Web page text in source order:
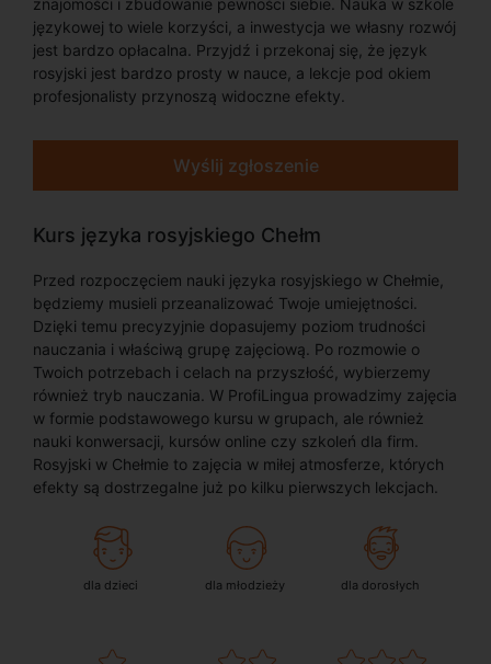
znajomości i zbudowanie pewności siebie. Nauka w szkole
językowej to wiele korzyści, a inwestycja we własny rozwój
jest bardzo opłacalna. Przyjdź i przekonaj się, że język
rosyjski jest bardzo prosty w nauce, a lekcje pod okiem
profesjonalisty przynoszą widoczne efekty.
Wyślij zgłoszenie
Kurs języka rosyjskiego Chełm
Przed rozpoczęciem nauki języka rosyjskiego w Chełmie,
będziemy musieli przeanalizować Twoje umiejętności.
Dzięki temu precyzyjnie dopasujemy poziom trudności
nauczania i właściwą grupę zajęciową. Po rozmowie o
Twoich potrzebach i celach na przyszłość, wybierzemy
również tryb nauczania. W ProfiLingua prowadzimy zajęcia
w formie podstawowego kursu w grupach, ale również
nauki konwersacji, kursów online czy szkoleń dla firm.
Rosyjski w Chełmie to zajęcia w miłej atmosferze, których
efekty są dostrzegalne już po kilku pierwszych lekcjach.
dla dzieci dla młodzieży dla dorosłych